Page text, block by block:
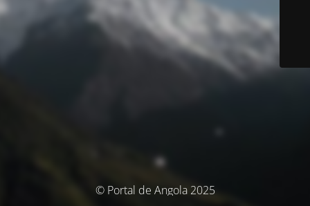
© Portal de Angola 2025